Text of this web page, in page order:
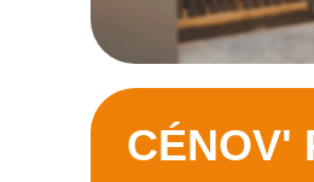
CÉNOV'